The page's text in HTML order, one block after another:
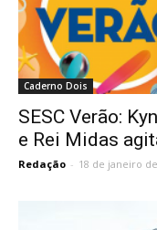
Caderno Dois
SESC Verão:
e Rei Midas
Redação - 18 de janeiro